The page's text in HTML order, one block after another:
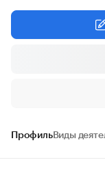
ПрофильВиды